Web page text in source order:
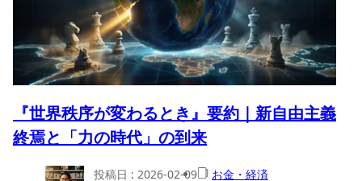
『世界秩序が変わるとき』要約｜新自由主義
終焉と「力の時代」の到来
投稿日 : 2026-02-09 お金・経済